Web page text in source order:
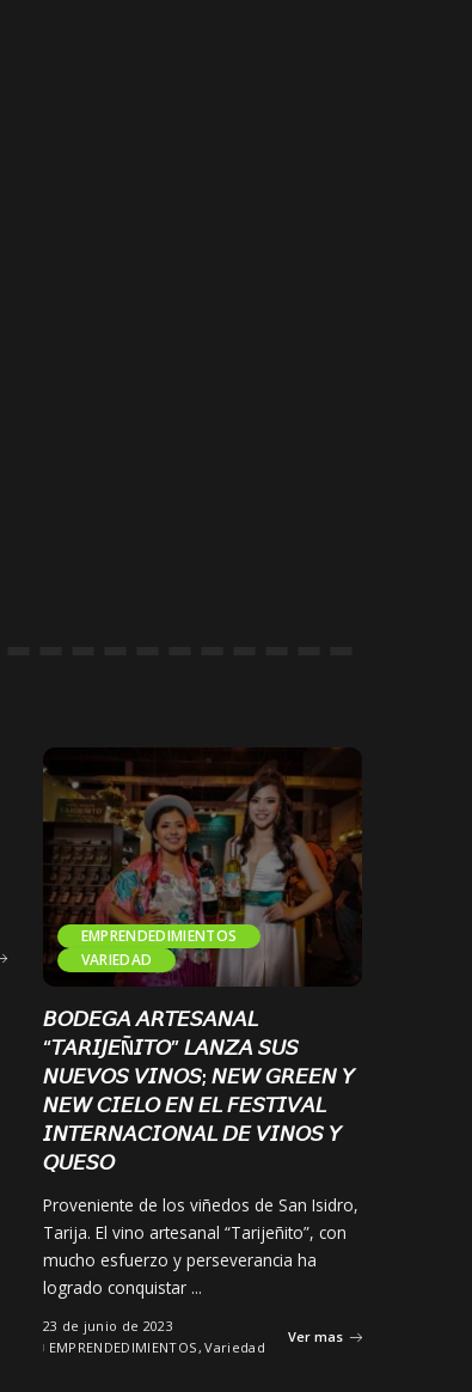
EMPRENDEDIMIENTOS
VARIEDAD
𝘉𝘖𝘋𝘌𝘎𝘈 𝘈𝘙𝘛𝘌𝘚𝘈𝘕𝘈𝘓
“𝘛𝘈𝘙𝘐𝘑𝘌Ñ𝘐𝘛𝘖” 𝘓𝘈𝘕𝘡𝘈 𝘚𝘜𝘚
𝘕𝘜𝘌𝘝𝘖𝘚 𝘝𝘐𝘕𝘖𝘚; 𝘕𝘌𝘞 𝘎𝘙𝘌𝘌𝘕 𝘠
𝘕𝘌𝘞 𝘊𝘐𝘌𝘓𝘖 𝘌𝘕 𝘌𝘓 𝘍𝘌𝘚𝘛𝘐𝘝𝘈𝘓
𝘐𝘕𝘛𝘌𝘙𝘕𝘈𝘊𝘐𝘖𝘕𝘈𝘓 𝘋𝘌 𝘝𝘐𝘕𝘖𝘚 𝘠
𝘘𝘜𝘌𝘚𝘖
Proveniente de los viñedos de San Isidro,
Tarija. El vino artesanal “Tarijeñito”, con
mucho esfuerzo y perseverancia ha
logrado conquistar ...
23 de junio de 2023
EMPRENDEDIMIENTOS Variedad
Ver mas